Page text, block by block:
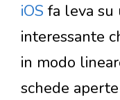
iOS fa leva su
interessante
in modo
schede